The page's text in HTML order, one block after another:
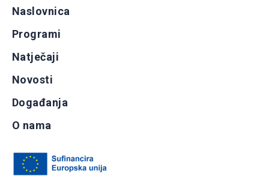
Naslovnica
Programi
Natječaji
Novosti
Događanja
O nama